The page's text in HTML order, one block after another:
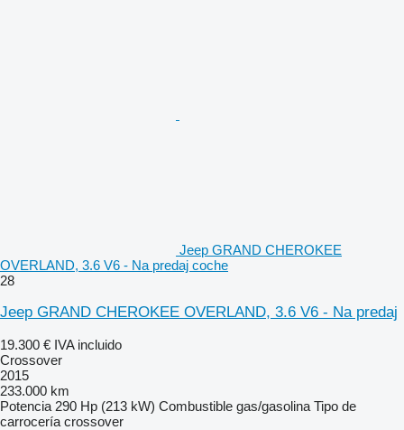
Jeep GRAND CHEROKEE
OVERLAND, 3.6 V6 - Na predaj coche
28
Jeep GRAND CHEROKEE OVERLAND, 3.6 V6 - Na predaj
19.300 € IVA incluido
Crossover
2015
233.000 km
Potencia 290 Hp (213 kW) Combustible gas/gasolina Tipo de
carrocería crossover